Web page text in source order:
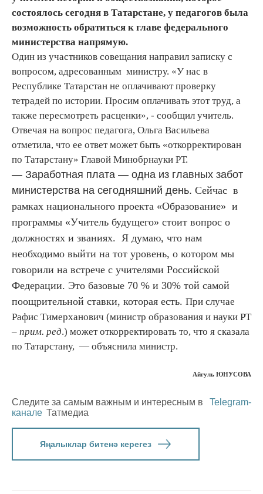
состоялось сегодня в Татарстане, у педагогов была
возможность обратиться к главе федерального
министерства напрямую.
Один из участников совещания направил записку с
вопросом, адресованным министру. «У нас в
Республике Татарстан не оплачивают проверку
тетрадей по истории. Просим оплачивать этот труд, а
также пересмотреть расценки», - сообщил учитель.
Отвечая на вопрос педагога, Ольга Васильева
отметила, что ее ответ может быть «откорректирован
по Татарстану» Главой Минобрнауки РТ.
— Заработная плата — одна из главных забот
министерства на сегодняшний день. Сейчас в
рамках национального проекта «Образование» и
программы «Учитель будущего» стоит вопрос о
должностях и званиях. Я думаю, что нам
необходимо выйти на тот уровень, о котором мы
говорили на встрече с учителями Российской
Федерации. Это базовые 70 % и 30% той самой
поощрительной ставки, которая есть. При случае
Рафис Тимерханович (министр образования и науки РТ
– прим. ред.) может откорректировать то, что я сказала
по Татарстану, — объяснила министр.
Айгуль ЮНУСОВА
Следите за самым важным и интересным в
Telegram-
канале Татмедиа
Яңалыклар битенә керегез